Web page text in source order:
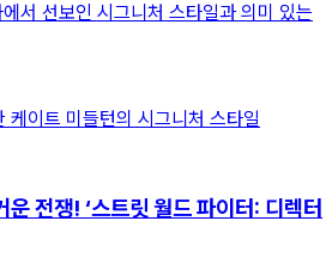
서 선보인 시그니처 스타일과 의미 있는
전쟁! ‘스트릿 월드 파이터: 디렉터